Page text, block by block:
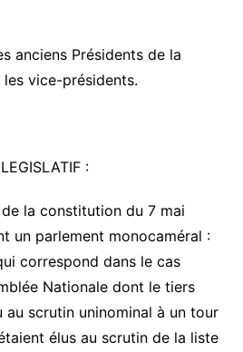
anciens Présidents de la
les vice-présidents.
:
la constitution du 7 mai
un parlement monocaméral :
correspond dans le cas
Nationale dont le tiers
scrutin uninominal à un tour
élus au scrutin de la liste